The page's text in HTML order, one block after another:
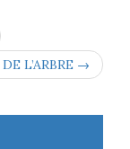
L’ARBRE →